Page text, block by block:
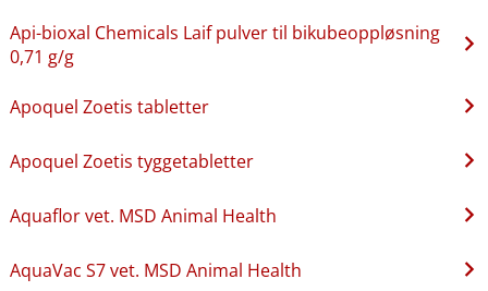
Api-bioxal Chemicals Laif pulver til bikubeoppløsning
0,71 g/g
Apoquel Zoetis tabletter
Apoquel Zoetis tyggetabletter
Aquaflor vet. MSD Animal Health
AquaVac S7 vet. MSD Animal Health